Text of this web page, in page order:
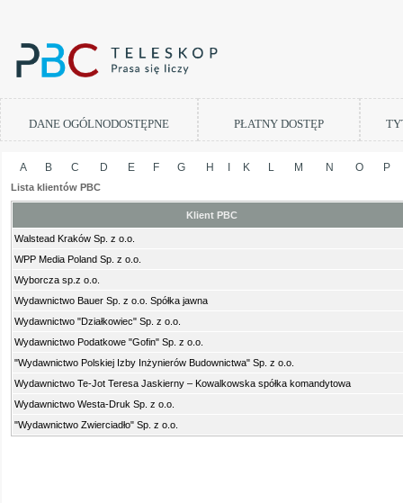
DANE OGÓLNODOSTĘPNE PŁATNY DOSTĘP
A B C D E F G H K L M N O P
Lista klientów PBC
Klient PBC
Walstead Kraków Sp. z o.o.
WPP Media Poland Sp. z o.o.
Wyborcza sp.z o.o.
Wydawnictwo Bauer Sp. z o.o. Spółka jawna
Wydawnictwo "Działkowiec" Sp. z o.o.
Wydawnictwo Podatkowe "Gofin" Sp. z o.o.
"Wydawnictwo Polskiej Izby Inżynierów Budownictwa" Sp. z o.o.
Wydawnictwo Te-Jot Teresa Jaskierny – Kowalkowska spółka komandytowa
Wydawnictwo Westa-Druk Sp. z o.o.
"Wydawnictwo Zwierciadło" Sp. z o.o.